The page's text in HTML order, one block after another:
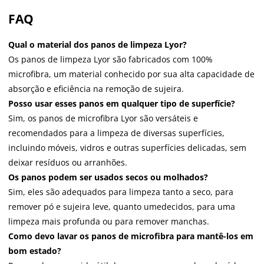
FAQ
Qual o material dos panos de limpeza Lyor?
Os panos de limpeza Lyor são fabricados com 100%
microfibra, um material conhecido por sua alta capacidade de
absorção e eficiência na remoção de sujeira.
Posso usar esses panos em qualquer tipo de superfície?
Sim, os panos de microfibra Lyor são versáteis e
recomendados para a limpeza de diversas superfícies,
incluindo móveis, vidros e outras superfícies delicadas, sem
deixar resíduos ou arranhões.
Os panos podem ser usados secos ou molhados?
Sim, eles são adequados para limpeza tanto a seco, para
remover pó e sujeira leve, quanto umedecidos, para uma
limpeza mais profunda ou para remover manchas.
Como devo lavar os panos de microfibra para mantê-los em
bom estado?